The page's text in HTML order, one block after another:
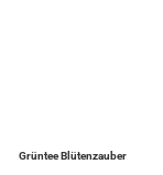
Teemischungen
Grüntee Blütenzauber